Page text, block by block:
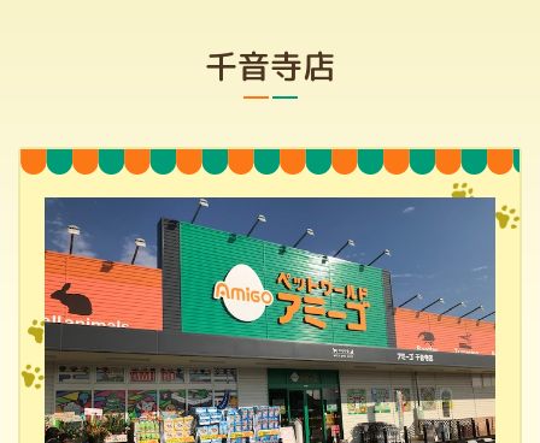
千音寺店